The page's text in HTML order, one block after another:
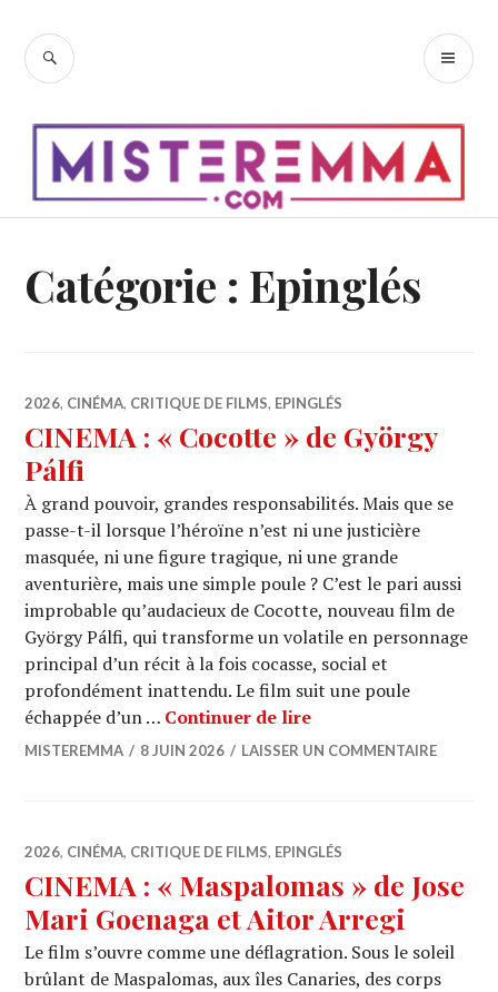
contenu
RECHERCHE
Catégorie : Epinglés
2026, CINÉMA, CRITIQUE DE FILMS, EPINGLÉS
CINEMA : « Cocotte » de György
Pálfi
À grand pouvoir, grandes responsabilités. Mais que se
passe-t-il lorsque l’héroïne n’est ni une justicière
masquée, ni une figure tragique, ni une grande
aventurière, mais une simple poule ? C’est le pari aussi
improbable qu’audacieux de Cocotte, nouveau film de
György Pálfi, qui transforme un volatile en personnage
principal d’un récit à la fois cocasse, social et
profondément inattendu. Le film suit une poule
échappée d’un … Continuer de lireCINEMA : « Cocotte
MISTEREMMA 8 JUIN 2026 LAISSER UN COMMENTAIRE
2026, CINÉMA, CRITIQUE DE FILMS, EPINGLÉS
CINEMA : « Maspalomas » de Jose
Mari Goenaga et Aitor Arregi
Le film s’ouvre comme une déflagration. Sous le soleil
brûlant de Maspalomas, aux îles Canaries, des corps